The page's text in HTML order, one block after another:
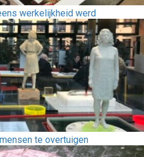
werkelijkheid werd
te overtuigen